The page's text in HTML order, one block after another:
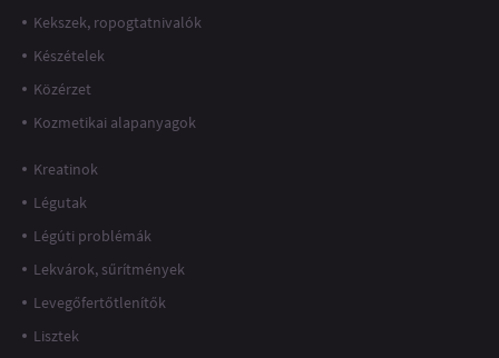
Kekszek, ropogtatnivalók
Készételek
Közérzet
Kozmetikai alapanyagok
Kreatinok
Légutak
Légúti problémák
Lekvárok, sűrítmények
Levegőfertőtlenítők
Lisztek